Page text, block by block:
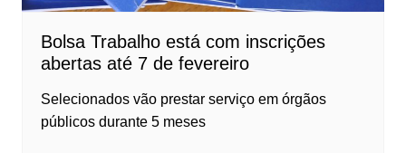
Bolsa Trabalho está com inscrições
abertas até 7 de fevereiro
Selecionados vão prestar serviço em órgãos
públicos durante 5 meses